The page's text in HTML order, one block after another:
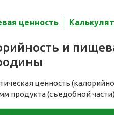
ценность
и
ценность
продукта (съедобной